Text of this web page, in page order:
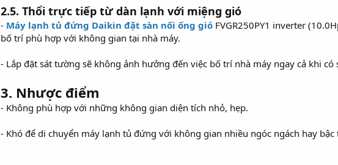
2.5. Thổi trực tiếp từ dàn lạnh với miệng gió
- Máy lạnh tủ đứng Daikin đặt sàn nối ống gió FVGR250PY1 inverter
bố trí phù hợp với không gian tại nhà máy.
- Lắp đặt sát tường sẽ không ảnh hưởng đến việc bố trí nhà máy ngay cả khi có
3. Nhược điểm
- Không phù hợp với những không gian diện tích nhỏ, hẹp.
- Khó để di chuyển máy lạnh tủ đứng với không gian nhiều ngóc ngách hay bậc